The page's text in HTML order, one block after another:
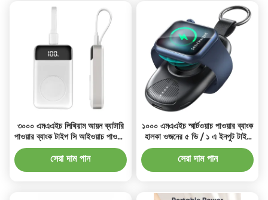
৩০০০ এমএএইচ লিথিয়াম আয়ন ব্যাটারি
পাওয়ার ব্যাংক টাইপ সি আইওয়াচ পাওয়ার
ব্যাংক ৫ ভি / ১ এ আউটপুট সহ
সেরা দাম পান
১০০০ এমএএইচ স্মার্টওয়াচ পাওয়ার ব্যাংক
হালকা ওজনের ৫ ভি / ১ এ ইনপুট টাইপ
সি সংযোগের সাথে
সেরা দাম পান